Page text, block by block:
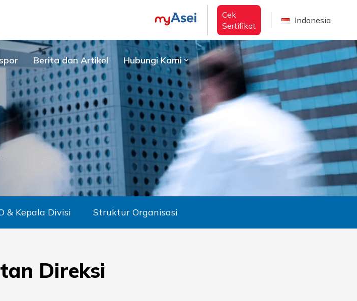
Cek
Sertifikat
Indonesia
Berita dan Artikel Hubungi Kami
& Kepala Divisi Struktur Organisasi
Direksi